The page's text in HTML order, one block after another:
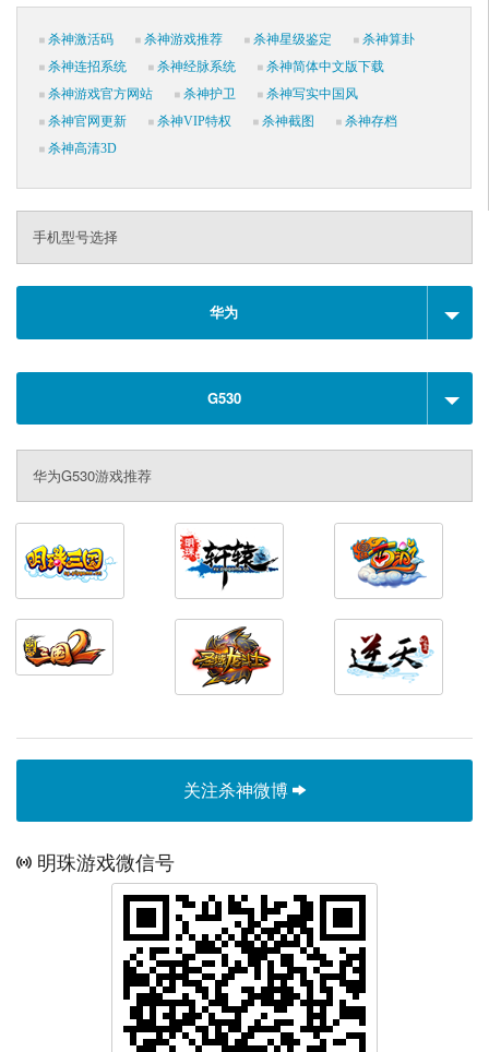
杀神激活码 杀神游戏推荐 杀神星级鉴定
杀神算卦
杀神连招系统
杀神经脉系统
杀神简体中文版下载
杀神游戏官方网站
杀神护卫
杀神写实中国风
杀神官网更新
杀神VIP特权 杀神截图
杀神存档
杀神高清3D
手机型号选择
华为
G530
华为G530游戏推荐
关注杀神微博
明珠游戏微信号